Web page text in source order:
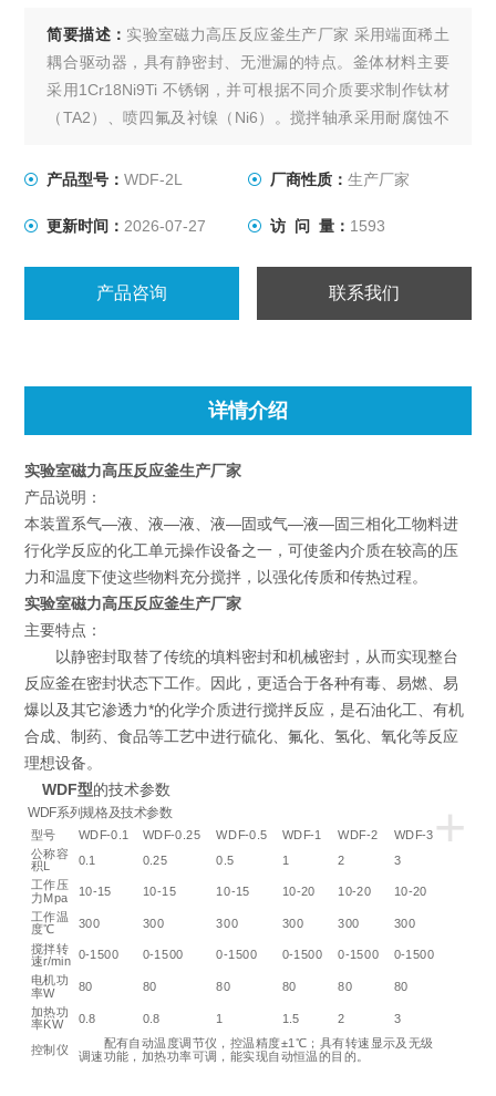
简要描述： 实验室磁力高压反应釜生产厂家 采用端面稀土
耦合驱动器，具有静密封、无泄漏的特点。釜体材料主要
采用1Cr18Ni9Ti 不锈钢，并可根据不同介质要求制作钛材
（TA2）、喷四氟及衬镍（Ni6）。搅拌轴承采用耐腐蚀不
上出料和下出料两种，供用户订货时选用。
产品型号：WDF-2L 厂商性质： 生产厂家
更新时间： 2026-07-27 访 问 量： 1593
产品咨询 联系我们
详情介绍
实验室磁力高压反应釜生产厂家
产品说明：
本装置系气—液、液—液、液—固或气—液—固三相化工物料进
行化学反应的化工单元操作设备之一，可使釜内介质在较高的压
力和温度下使这些物料充分搅拌，以强化传质和传热过程。
实验室磁力高压反应釜生产厂家
主要特点：
以静密封取替了传统的填料密封和机械密封，从而实现整台
反应釜在密封状态下工作。因此，更适合于各种有毒、易燃、易
爆以及其它渗透力*的化学介质进行搅拌反应，是石油化工、有机
合成、制药、食品等工艺中进行硫化、氟化、氢化、氧化等反应
理想设备。
WDF型的技术参数
+
WDF系列规格及技术参数
型号 WDF-0.1 WDF-0.25 WDF-0.5 WDF-1 WDF-2
WDF-3
公称容
积L
0.1 0.25 0.5 1 2 3
工作压
力Mpa 10-15 10-15 10-15 10-20 10-20 10-20
工作温
度℃ 300 300 300 300 300
300
搅拌转
速r/min 0-1500 0-1500 0-1500 0-1500 0-1500 0-1500
电机功
率W 80 80 80 80 80
80
加热功
率KW 0.8 0.8 1 1.5 2 3
控制仪
配有自动温度调节仪，控温精度±1℃；具有转速显示及无级
调速功能，加热功率可调，能实现自动恒温的目的。